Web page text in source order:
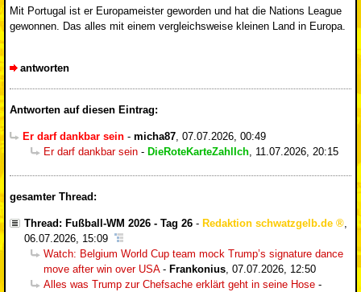
Mit Portugal ist er Europameister geworden und hat die Nations League
gewonnen. Das alles mit einem vergleichsweise kleinen Land in Europa.
antworten
Antworten auf diesen Eintrag:
Er darf dankbar sein - micha87, 07.07.2026, 00:49
Er darf dankbar sein - DieRoteKarteZahlIch, 11.07.2026, 20:15
gesamter Thread:
Thread: Fußball-WM 2026 - Tag 26 - Redaktion schwatzgelb.de
06.07.2026, 15:09
Watch: Belgium World Cup team mock Trump’s signature dance
move after win over USA- Frankonius 07.07.2026, 12:50
Alles was Trump zur Chefsache erklärt geht in seine Hose -